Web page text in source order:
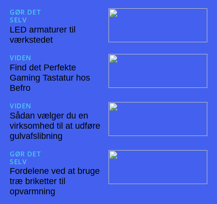
GØR DET
SELV
LED armaturer til
værkstedet
VIDEN
Find det Perfekte
Gaming Tastatur hos
Befro
VIDEN
Sådan vælger du en
virksomhed til at udføre
gulvafslibning
GØR DET
SELV
Fordelene ved at bruge
træ briketter til
opvarmning